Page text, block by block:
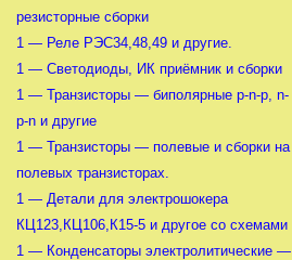
резисторные сборки
1 — Реле РЭС34,48,49 и другие.
1 — Светодиоды, ИК приёмник и сборки
1 — Транзисторы — биполярные p-n-p, n-
p-n и другие
1 — Транзисторы — полевые и сборки на
полевых транзисторах.
1 — Детали для электрошокера
КЦ123,КЦ106,К15-5 и другое со схемами
1 — Конденсаторы электролитические —